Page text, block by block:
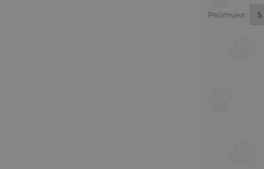
Рейтинг: